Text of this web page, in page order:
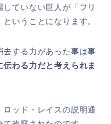
ていない巨人が「フリ
いうことになります。
去する力があった事は事
伝わる力だと考えられま
ッド・レイスの説明通